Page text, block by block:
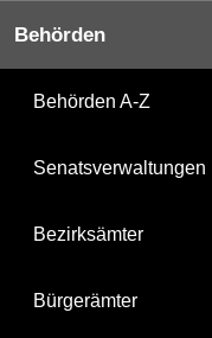
Behörden
Behörden A-Z
Senatsverwaltungen
Bezirksämter
Bürgerämter